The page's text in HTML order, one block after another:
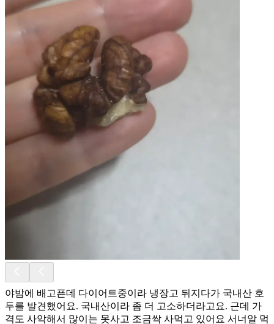
야밤에 배고픈데 다이어트중이라 냉장고 뒤지다가 국내산 호
두를 발견했어요. 국내산이라 좀 더 고소하더라고요. 근데 가
격도 사악해서 많이는 못사고 조금싹 사먹고 있어요 서너알 먹